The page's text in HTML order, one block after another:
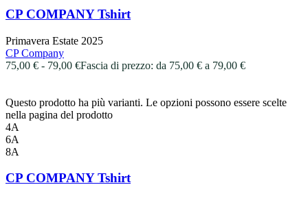
CP COMPANY Tshirt
Primavera Estate 2025
CP Company
75,00 € - 79,00 €Fascia di prezzo: da 75,00 € a 79,00 €
Questo prodotto ha più varianti. Le opzioni possono essere scelte
nella pagina del prodotto
4A
6A
8A
CP COMPANY Tshirt